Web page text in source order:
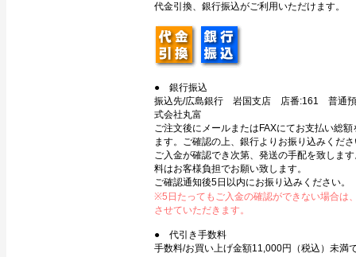
代金引換、銀行振込がご利用いただけます。
● 銀行振込
振込先/広島銀行 岩国支店 店番:161 普通
式会社丸富
ご注文後にメールまたはFAXにてお支払い総
ます。ご確認の上、銀行よりお振り込みくだ
ご入金が確認でき次第、発送の手配を致しま
料はお客様負担でお願い致します。
ご確認通知後5日以内にお振り込みください。
※5日たってもご入金の確認ができない場合は
させていただきます。
● 代引き手数料
手数料/お買い上げ金額11,000円（税込）未満